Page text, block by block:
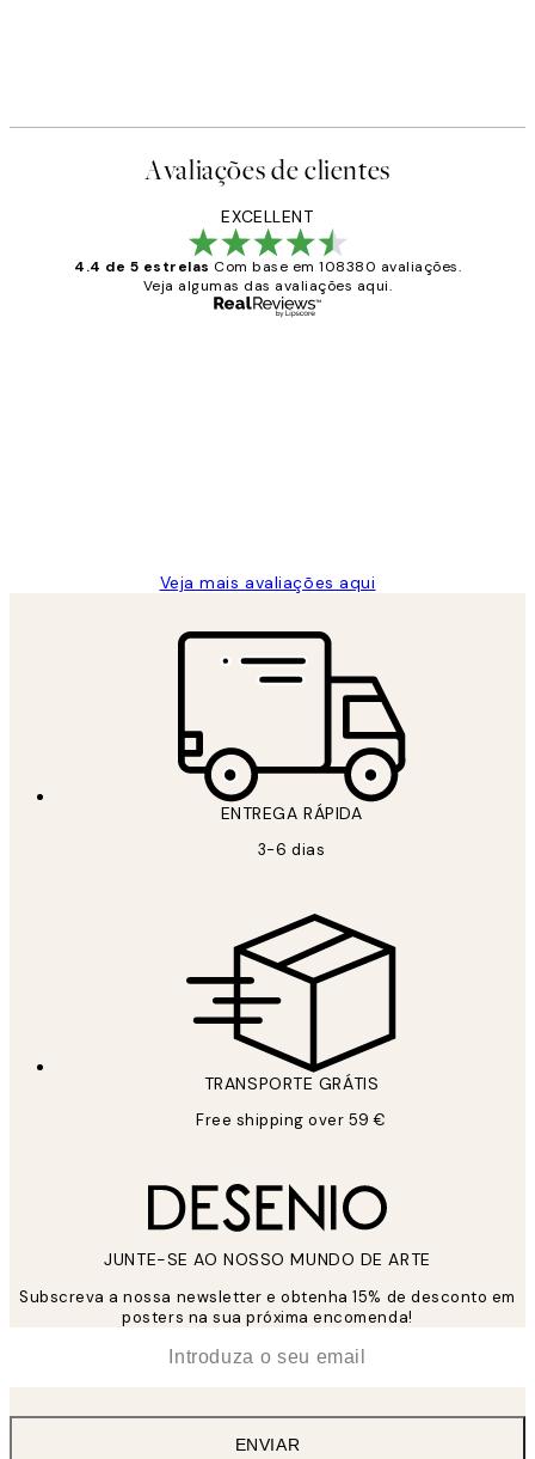
Avaliações de clientes
EXCELLENT
4.4 de 5 estrelas Com base em 108380 avaliações.
Veja algumas das avaliações aqui.
Veja mais avaliações aqui
ENTREGA RÁPIDA
3-6 dias
TRANSPORTE GRÁTIS
Free shipping over 59 €
JUNTE-SE AO NOSSO MUNDO DE ARTE
Subscreva a nossa newsletter e obtenha 15% de desconto em
posters na sua próxima encomenda!
ENVIAR